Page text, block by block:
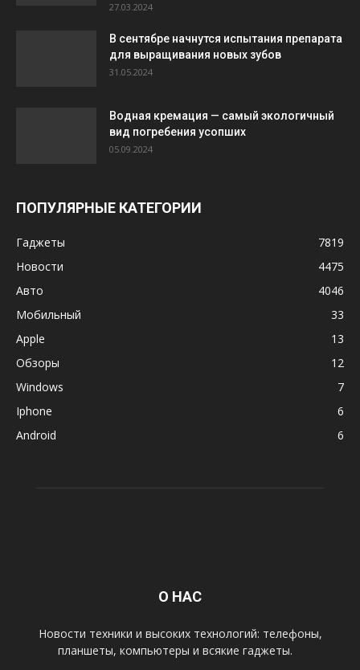
27.03.2024
В сентябре начнутся испытания препарата
для выращивания новых зубов
31.05.2024
Водная кремация — самый экологичный
вид погребения усопших
05.09.2024
ПОПУЛЯРНЫЕ КАТЕГОРИИ
Гаджеты
7819
Новости
4475
Авто
4046
Мобильный
33
Apple
13
Обзоры
12
Windows
7
Iphone
6
Android
6
О НАС
Новости техники и высоких технологий: телефоны,
планшеты, компьютеры и всякие гаджеты.